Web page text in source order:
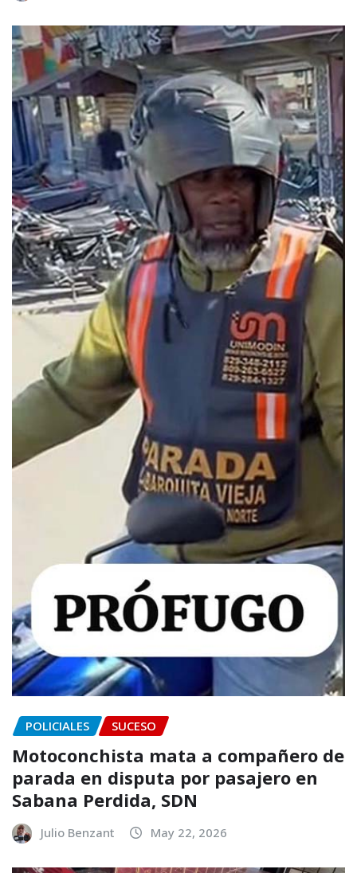
POLICIALES SUCESO
Motoconchista mata a compañero de
parada en disputa por pasajero en
Sabana Perdida, SDN
Julio Benzant May 22, 2026